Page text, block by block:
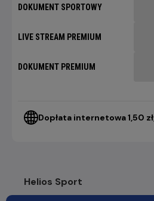
DOKUMENT SPORTOWY
LIVE STREAM PREMIUM
DOKUMENT PREMIUM
Dopłata internetowa 1,50
Helios Sport